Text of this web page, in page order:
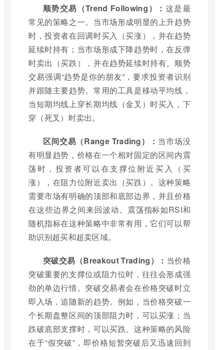
顺势交易（Trend Following）： 这是最
常见的策略之一。当市场形成明显的上升趋势
时，投资者在回调时买入（买涨），并在趋势
延续时持有；当市场形成下降趋势时，在反弹
时卖出（买跌），并在趋势延续时持有。顺势
交易强调“趋势是你的朋友”，要求投资者识别
并跟随主要趋势。常用的工具是移动平均线，
当短期均线上穿长期均线（金叉）时买入，下
穿（死叉）时卖出。
区间交易（Range Trading）： 当市场没
有明显趋势，价格在一个相对固定的区间内震
荡时，投资者可以在支撑位附近买入（买
涨），在阻力位附近卖出（买跌）。这种策略
需要市场有明确的顶部和底部边界，并且价格
在这些边界之间来回波动。震荡指标如RSI和
随机指标在这种策略中非常有用，它们可以帮
助识别超买和超卖区域。
突破交易（Breakout Trading）： 当价格
突破重要的支撑位或阻力位时，往往会形成强
劲的单边行情。突破交易者会在价格突破时立
即入场，追随新的趋势。例如，当价格突破一
个长期盘整区间的顶部阻力时，可以买涨；当
跌破底部支撑时，可以买跌。这种策略的风险
在于“假突破”，即价格短暂突破后又迅速回到